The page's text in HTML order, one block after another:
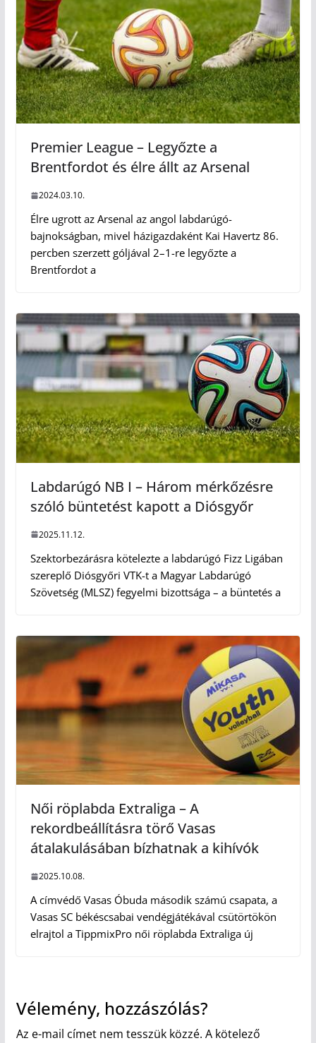
Premier League – Legyőzte a
Brentfordot és élre állt az Arsenal
2024.03.10.
Élre ugrott az Arsenal az angol labdarúgó-
bajnokságban, mivel házigazdaként Kai Havertz 86.
percben szerzett góljával 2–1-re legyőzte a
Brentfordot a
Labdarúgó NB I – Három mérkőzésre
szóló büntetést kapott a Diósgyőr
2025.11.12.
Szektorbezárásra kötelezte a labdarúgó Fizz Ligában
szereplő Diósgyőri VTK-t a Magyar Labdarúgó
Szövetség (MLSZ) fegyelmi bizottsága – a büntetés a
Női röplabda Extraliga – A
rekordbeállításra törő Vasas
átalakulásában bízhatnak a kihívók
2025.10.08.
A címvédő Vasas Óbuda második számú csapata, a
Vasas SC békéscsabai vendégjátékával csütörtökön
elrajtol a TippmixPro női röplabda Extraliga új
Vélemény, hozzászólás?
Az e-mail címet nem tesszük közzé. A kötelező